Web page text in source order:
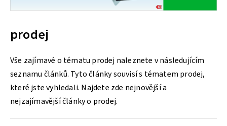
prodej
Vše zajímavé o tématu prodej naleznete v následujícím
seznamu článků. Tyto články souvisí s tématem prodej,
které jste vyhledali. Najdete zde nejnovější a
nejzajímavější články o prodej.